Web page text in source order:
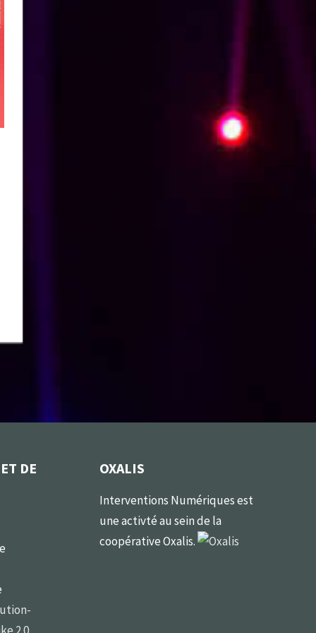
DE OXALIS
Interventions Numériques est
une activté au sein de la
coopérative Oxalis.